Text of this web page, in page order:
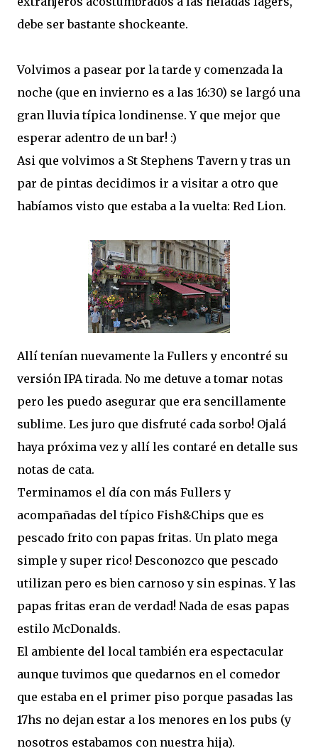
debe ser bastante shockeante.
Volvimos a pasear por la tarde y comenzada la
noche (que en invierno es a las 16:30) se largó una
gran lluvia típica londinense. Y que mejor que
esperar adentro de un bar! :)
Asi que volvimos a St Stephens Tavern y tras un
par de pintas decidimos ir a visitar a otro que
habíamos visto que estaba a la vuelta: Red Lion.
Allí tenían nuevamente la Fullers y encontré su
versión IPA tirada. No me detuve a tomar notas
pero les puedo asegurar que era sencillamente
sublime. Les juro que disfruté cada sorbo! Ojalá
haya próxima vez y allí les contaré en detalle sus
notas de cata.
Terminamos el día con más Fullers y
acompañadas del típico Fish&Chips que es
pescado frito con papas fritas. Un plato mega
simple y super rico! Desconozco que pescado
utilizan pero es bien carnoso y sin espinas. Y las
papas fritas eran de verdad! Nada de esas papas
estilo McDonalds.
El ambiente del local también era espectacular
aunque tuvimos que quedarnos en el comedor
que estaba en el primer piso porque pasadas las
17hs no dejan estar a los menores en los pubs (y
nosotros estabamos con nuestra hija).